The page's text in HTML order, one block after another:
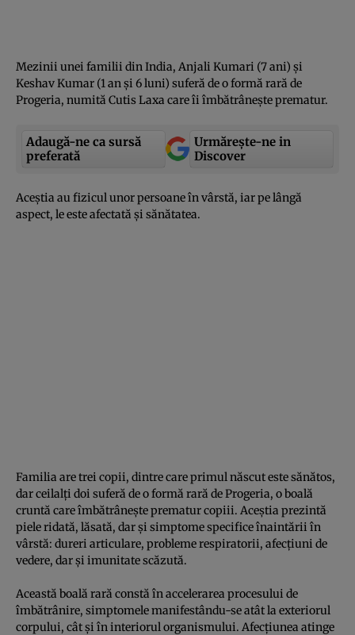
Mezinii unei familii din India, Anjali Kumari (7 ani) şi
Keshav Kumar (1 an şi 6 luni) suferă de o formă rară de
Progeria, numită Cutis Laxa care îi îmbătrâneşte prematur.
Adaugă-ne ca sursă
preferată
Urmărește-ne in
Discover
Aceştia au fizicul unor persoane în vârstă, iar pe lângă
aspect, le este afectată şi sănătatea.
Familia are trei copii, dintre care primul născut este sănătos,
dar ceilalţi doi suferă de o formă rară de Progeria, o boală
cruntă care îmbătrâneşte prematur copiii. Aceştia prezintă
piele ridată, lăsată, dar şi simptome specifice înaintării în
vârstă: dureri articulare, probleme respiratorii, afecţiuni de
vedere, dar şi imunitate scăzută.
Această boală rară constă în accelerarea procesului de
îmbătrânire, simptomele manifestându-se atât la exteriorul
corpului, cât şi în interiorul organismului. Afecţiunea atinge